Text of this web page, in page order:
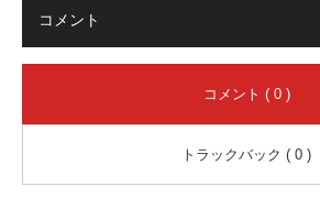
コメント
コメント ( 0 )
トラックバック ( 0 )